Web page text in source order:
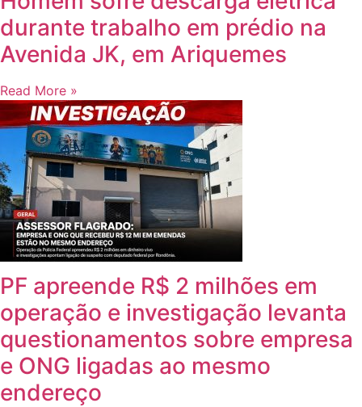
durante trabalho em prédio na
Avenida JK, em Ariquemes
Read More »
PF apreende R$ 2 milhões em
operação e investigação levanta
questionamentos sobre empresa
e ONG ligadas ao mesmo
endereço